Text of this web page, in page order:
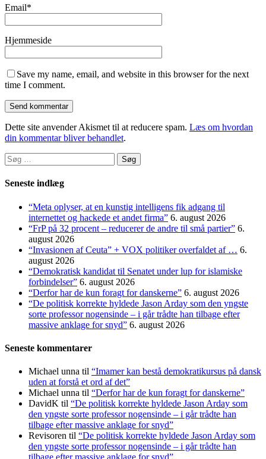
Email*
Hjemmeside
Save my name, email, and website in this browser for the next
time I comment.
Dette site anvender Akismet til at reducere spam. Læs om hvordan
din kommentar bliver behandlet.
Søg
efter:
Seneste indlæg
“Meta oplyser, at en kunstig intelligens fik adgang til
internettet og hackede et andet firma” 6. august 2026
“FrP på 32 procent – reducerer de andre til små partier” 6.
august 2026
“Invasionen af Ceuta” + VOX politiker overfaldet af … 6.
august 2026
“Demokratisk kandidat til Senatet under lup for islamiske
forbindelser” 6. august 2026
“Derfor har de kun foragt for danskerne” 6. august 2026
“De politisk korrekte hyldede Jason Arday som den yngste
sorte professor nogensinde – i går trådte han tilbage efter
massive anklage for snyd” 6. august 2026
Seneste kommentarer
Michael unna til “Imamer kan bestå demokratikursus på dansk
uden at forstå et ord af det”
Michael unna til “Derfor har de kun foragt for danskerne”
DavidK til “De politisk korrekte hyldede Jason Arday som
den yngste sorte professor nogensinde – i går trådte han
tilbage efter massive anklage for snyd”
Revisoren til “De politisk korrekte hyldede Jason Arday som
den yngste sorte professor nogensinde – i går trådte han